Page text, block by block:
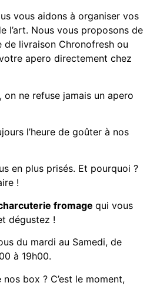
vous aidons à organiser vos
l’art. Nous vous proposons de
livraison Chronofresh ou
apero directement chez
on ne refuse jamais un apero
l’heure de goûter à nos
en plus prisés. Et pourquoi ?
!
fromage qui vous
dégustez !
du mardi au Samedi, de
à 19h00.
nos box ? C’est le moment,